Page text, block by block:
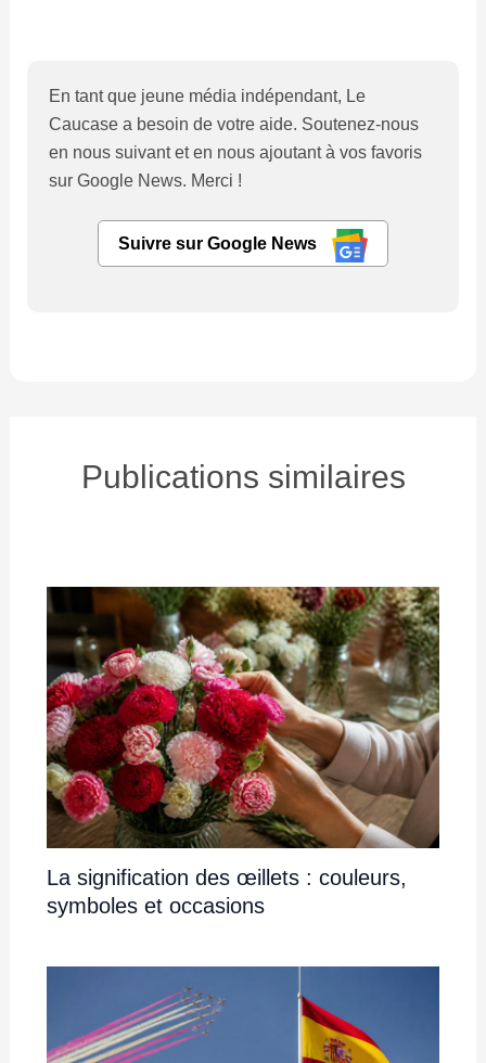
En tant que jeune média indépendant, Le
Caucase a besoin de votre aide. Soutenez-nous
en nous suivant et en nous ajoutant à vos favoris
sur Google News. Merci !
Suivre sur Google News
Publications similaires
La signification des œillets : couleurs,
symboles et occasions